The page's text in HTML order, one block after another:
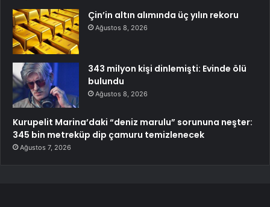
Çin’in altın alımında üç yılın rekoru
Ağustos 8, 2026
343 milyon kişi dinlemişti: Evinde ölü
bulundu
Ağustos 8, 2026
Kurupelit Marina’daki “deniz marulu” sorununa neşter:
345 bin metreküp dip çamuru temizlenecek
Ağustos 7, 2026